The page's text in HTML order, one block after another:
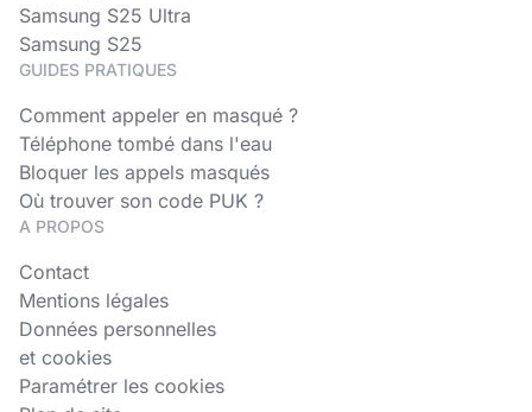
Samsung S25 Ultra
Samsung S25
GUIDES PRATIQUES
Comment appeler en masqué ?
Téléphone tombé dans l'eau
Bloquer les appels masqués
Où trouver son code PUK ?
A PROPOS
Contact
Mentions légales
Données personnelles
et cookies
Paramétrer les cookies